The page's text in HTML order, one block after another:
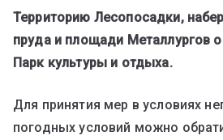
Территорию Лесопосадки,
пруда и площади Металлургов
Парк культуры и отдыха.
Для принятия мер в условиях
погодных условий можно